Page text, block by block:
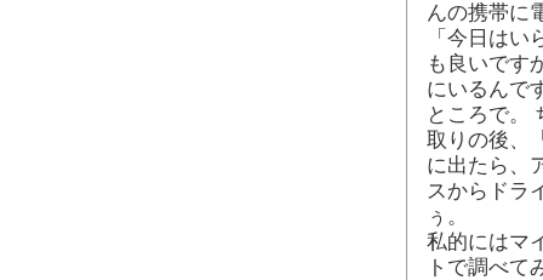
んの携帯に
「今日は
も良いです
にいるんで
ところで。
取りの後、
に出たら、
スからドラ
ぅ。
私的にはマ
トで調べて